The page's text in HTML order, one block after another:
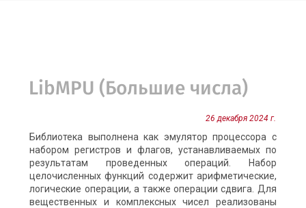
LibMPU (Большие числа)
26 декабря 2024 г.
Библиотека выполнена как эмулятор процессора с
набором регистров и флагов, устанавливаемых по
результатам проведенных операций. Набор
целочисленных функций содержит арифметические,
логические операции, а также операции сдвига. Для
вещественных и комплексных чисел реализованы